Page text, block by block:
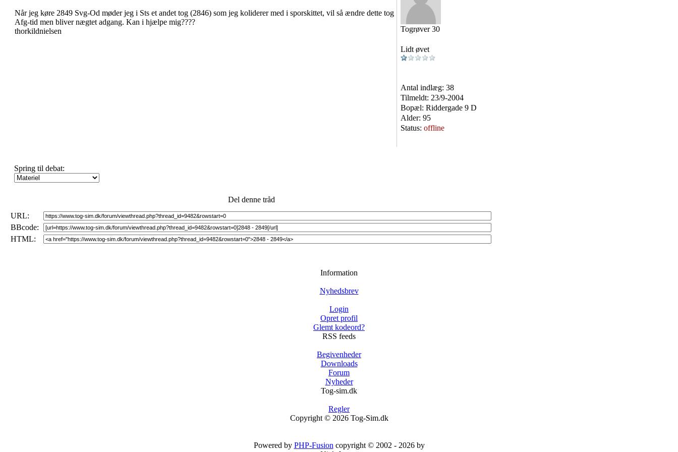
Når jeg køre 2849 Svg-Od møder jeg i Sts et andet tog (2846) som jeg koliderer med i sporskittet, vil så ændre dette tog
Afg-tid men bliver nægtet adgang. Kan i hjælpe mig????
thorkildnielsen
Togrøver 30
Lidt øvet
Antal indlæg: 38
Tilmeldt: 23/9-2004
Bopæl: Riddergade 9 D
Alder: 95
Status: offline
Spring til debat:
Del denne tråd
URL:
BBcode:
HTML:
Information
Nyhedsbrev
Login
Opret profil
Glemt kodeord?
RSS feeds
Begivenheder
Downloads
Forum
Nyheder
Tog-sim.dk
Regler
Copyright © 2026 Tog-Sim.dk
Powered by PHP-Fusion copyright © 2002 - 2026 by